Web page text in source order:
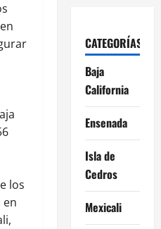
los
en
CATEGORÍAS
Baja
California
Ensenada
Isla de
Cedros
Mexicali